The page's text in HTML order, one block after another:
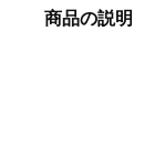
商品の説明